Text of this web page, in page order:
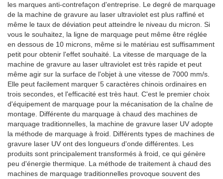
les marques anti-contrefaçon d'entreprise. Le degré de marquage
de la machine de gravure au laser ultraviolet est plus raffiné et
même le taux de déviation peut atteindre le niveau du micron. Si
vous le souhaitez, la ligne de marquage peut même être réglée
en dessous de 10 microns, même si le matériau est suffisamment
petit pour obtenir l'effet souhaité. La vitesse de marquage de la
machine de gravure au laser ultraviolet est très rapide et peut
même agir sur la surface de l'objet à une vitesse de 7000 mm/s.
Elle peut facilement marquer 5 caractères chinois ordinaires en
trois secondes, et l'efficacité est très haut. C'est le premier choix
d'équipement de marquage pour la mécanisation de la chaîne de
montage. Différente du marquage à chaud des machines de
marquage traditionnelles, la machine de gravure laser UV adopte
la méthode de marquage à froid. Différents types de machines de
gravure laser UV ont des longueurs d'onde différentes. Les
produits sont principalement transformés à froid, ce qui génère
peu d'énergie thermique. La méthode de traitement à chaud des
machines de marquage traditionnelles provoque souvent des